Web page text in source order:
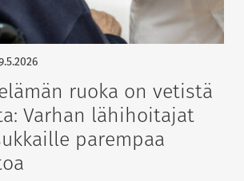
ruoka on vetistä
Varhan lähihoitajat
parempaa